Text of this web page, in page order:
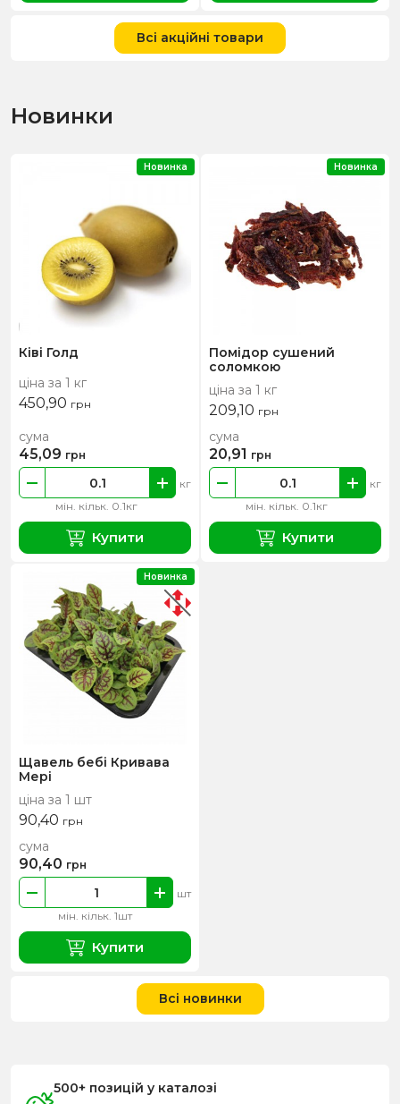
Всі акційні товари
Новинки
Ківі Голд
ціна за 1 кг
450,90 грн
мін. кільк. 0.1кг
кг
сума
45,09 грн
Купити
Новинка
Помідор сушений
соломкою
ціна за 1 кг
209,10 грн
мін. кільк. 0.1кг
кг
сума
20,91 грн
Купити
Новинка
Щавель бебі Кривава
Мері
ціна за 1 шт
90,40 грн
мін. кільк. 1шт
шт
сума
90,40 грн
Купити
Новинка
Всі новинки
500+ позицій у каталозі